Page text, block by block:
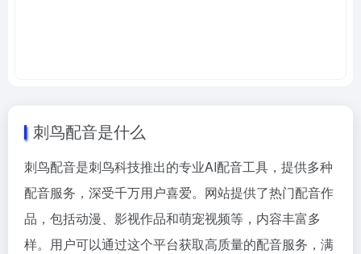
刺鸟配音是什么
刺鸟配音是刺鸟科技推出的专业AI配音工具，提供多种
配音服务，深受千万用户喜爱。网站提供了热门配音作
品，包括动漫、影视作品和萌宠视频等，内容丰富多
样。用户可以通过这个平台获取高质量的配音服务，满